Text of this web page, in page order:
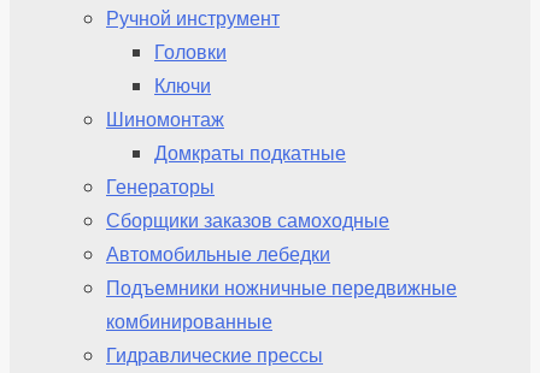
Ручной инструмент
Головки
Ключи
Шиномонтаж
Домкраты подкатные
Генераторы
Сборщики заказов самоходные
Автомобильные лебедки
Подъемники ножничные передвижные
комбинированные
Гидравлические прессы